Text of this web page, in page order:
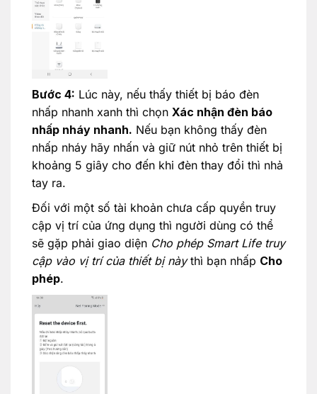
Bước 4: Lúc này, nếu thấy thiết bị báo đèn
nhấp nhanh xanh thì chọn Xác nhận đèn báo
nhấp nháy nhanh. Nếu bạn không thấy đèn
nhấp nháy hãy nhấn và giữ nút nhỏ trên thiết bị
khoảng 5 giây cho đến khi đèn thay đổi thì nhả
tay ra.
Đối với một số tài khoản chưa cấp quyền truy
cập vị trí của ứng dụng thì người dùng có thể
sẽ gặp phải giao diện Cho phép Smart Life truy
cập vào vị trí của thiết bị nàythì bạn nhấp Cho
phép.